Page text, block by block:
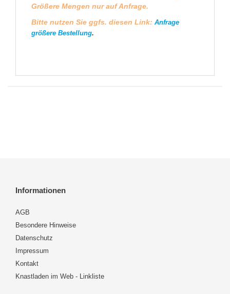
Größere Mengen nur auf Anfrage.
Bitte nutzen Sie ggfs. diesen Link: Anfrage
größere Bestellung.
Informationen
AGB
Besondere Hinweise
Datenschutz
Impressum
Kontakt
Knastladen im Web - Linkliste